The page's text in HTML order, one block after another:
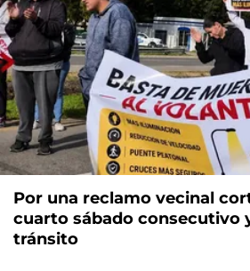
Por una reclamo vecinal
cuarto sábado consecutivo
tránsito